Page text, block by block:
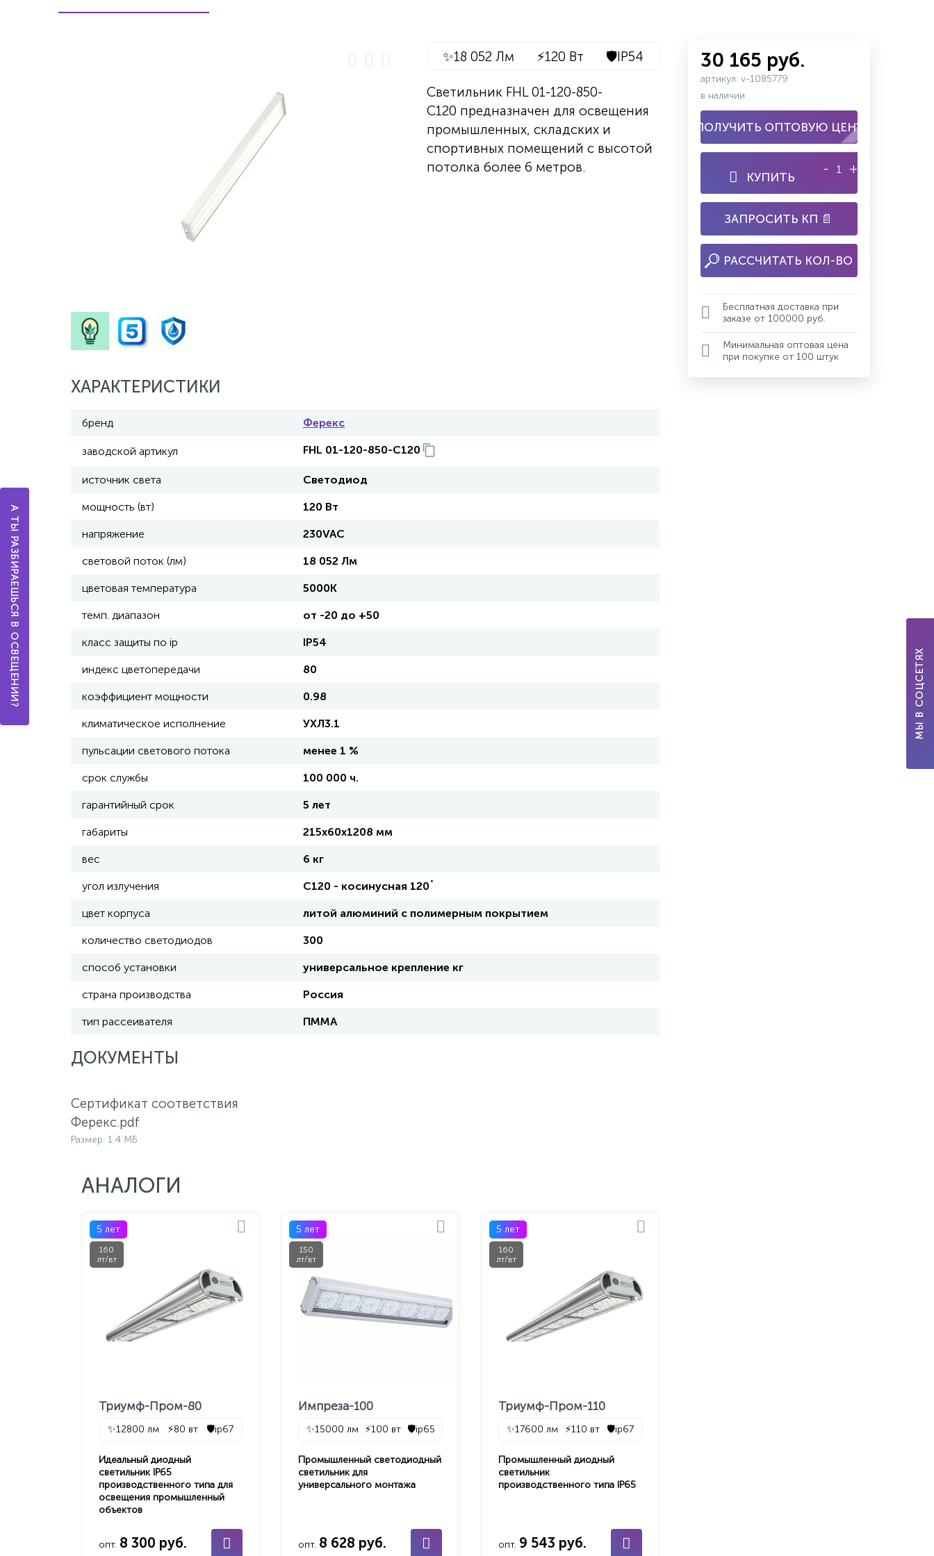
✨18 052 Лм ⚡120 Вт 🛡️IP54
Светильник FHL 01-120-850-
C120 предназначен для освещения
промышленных, складских и
спортивных помещений с высотой
потолка более 6 метров.
ХАРАКТЕРИСТИКИ
бренд Ферекс
заводской артикул FHL 01-120-850-C120
источник света Светодиод
мощность (вт) 120 Вт
напряжение 230VAC
световой поток (лм) 18 052 Лм
цветовая температура 5000К
темп. диапазон от -20 до +50
класс защиты по ip IP54
индекс цветопередачи 80
коэффициент мощности 0.98
климатическое исполнение УХЛ3.1
пульсации светового потока менее 1 %
срок службы 100 000 ч.
гарантийный срок 5 лет
габариты 215х60х1208 мм
вес 6 кг
угол излучения C120 - косинусная 120˚
цвет корпуса литой алюминий с полимерным покрытием
количество светодиодов 300
способ установки универсальное крепление кг
страна производства Россия
тип рассеивателя ПММА
ДОКУМЕНТЫ
Сертификат соответствия
Ферекс.pdf
Размер: 1.4 МБ
АНАЛОГИ
5 лет
160
лт/вт
Триумф-Пром-80
✨12800 лм ⚡80 вт 🛡️ip67
Идеальный диодный
светильник IP65
производственного типа для
освещения промышленный
объектов
опт. 8 300 руб.
5 лет
150
лт/вт
Импреза-100
✨15000 лм ⚡100 вт 🛡️ip65
Промышленный светодиодный
светильник для
универсального монтажа
опт. 8 628 руб.
5 лет
160
лт/вт
Триумф-Пром-110
✨17600 лм ⚡110 вт 🛡️ip67
Промышленный диодный
светильник
производственного типа IP65
опт. 9 543 руб.
30 165 руб.
артикул: v-1085779
в наличии
ПОЛУЧИТЬ ОПТОВУЮ ЦЕНУ
КУПИТЬ
- +
ЗАПРОСИТЬ КП 📄
РАССЧИТАТЬ КОЛ-ВО
Бесплатная доставка при
заказе от 100000 руб.
Минимальная оптовая цена
при покупке от 100 штук
МЫ В СОЦСЕТЯХ
А ТЫ РАЗБИРАЕШЬСЯ В ОСВЕЩЕНИИ?